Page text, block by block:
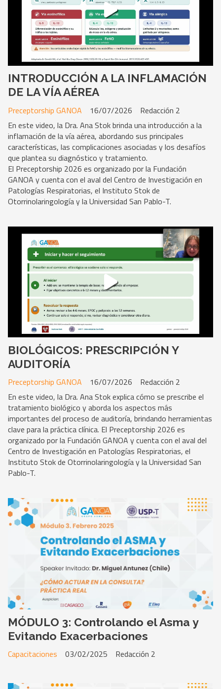
INTRODUCCIÓN A LA INFLAMACIÓN
DE LA VÍA AÉREA
Redacción 2
Preceptorship GANOA
16/07/2026
En este video, la Dra. Ana Stok brinda una introducción a la
inflamación de la vía aérea, abordando sus principales
características, las complicaciones asociadas y los desafíos
que plantea su diagnóstico y tratamiento.
El Preceptorship 2026 es organizado por la Fundación
GANOA y cuenta con el aval del Centro de Investigación en
Patologías Respiratorias, el Instituto Stok de
Otorrinolaringología y la Universidad San Pablo-T.
BIOLÓGICOS: PRESCRIPCIÓN Y
AUDITORÍA
Redacción 2
Preceptorship GANOA
16/07/2026
En este video, la Dra. Ana Stok explica cómo se prescribe el
tratamiento biológico y aborda los aspectos más
importantes del proceso de auditoría, brindando herramientas
clave para la práctica clínica. El Preceptorship 2026 es
organizado por la Fundación GANOA y cuenta con el aval del
Centro de Investigación en Patologías Respiratorias, el
Instituto Stok de Otorrinolaringología y la Universidad San
Pablo-T.
MÓDULO 3: Controlando el Asma y
Evitando Exacerbaciones
Redacción 2
Capacitaciones 03/02/2025